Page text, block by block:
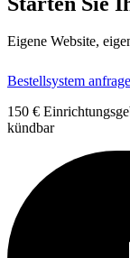
Eigene Website,
Bestellsystem
150 €
kündbar